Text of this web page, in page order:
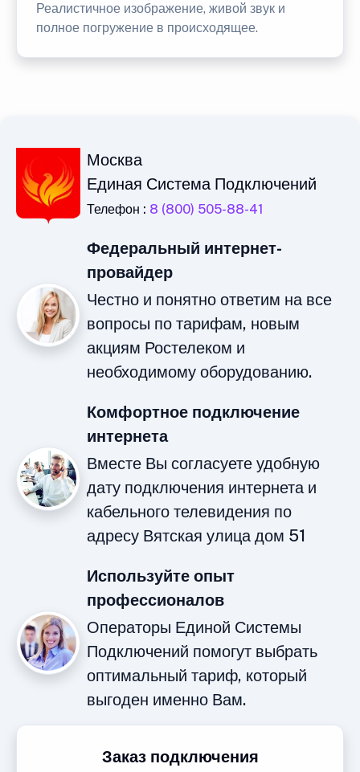
Реалистичное изображение, живой звук и
полное погружение в происходящее.
Москва
Единая Система Подключений
Телефон : 8 (800) 505-88-41
Федеральный интернет-
провайдер
Честно и понятно ответим на все
вопросы по тарифам, новым
акциям Ростелеком и
необходимому оборудованию.
Комфортное подключение
интернета
Вместе Вы согласуете удобную
дату подключения интернета и
кабельного телевидения по
адресу Вятская улица дом 51
Используйте опыт
профессионалов
Операторы Единой Системы
Подключений помогут выбрать
оптимальный тариф, который
выгоден именно Вам.
Заказ подключения